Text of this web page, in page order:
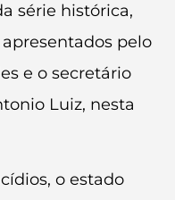
série histórica,
pelo
e o secretário
Luiz, nesta
o estado